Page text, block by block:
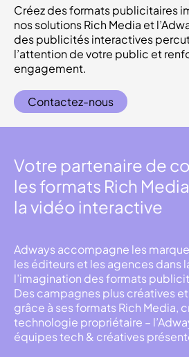
Créez des formats publicitaires
nos solutions Rich Media et
des publicités interactives
l’attention de votre public et
engagement.
Contactez-nous
Votre partenaire de
les formats Rich
la vidéo interactive
Adways accompagne les
les éditeurs et les agences dans
l’imagination des formats
Des campagnes plus créatives
grâce à ses formats Rich Media,
technologie propriétaire –
équipes tech & créatives